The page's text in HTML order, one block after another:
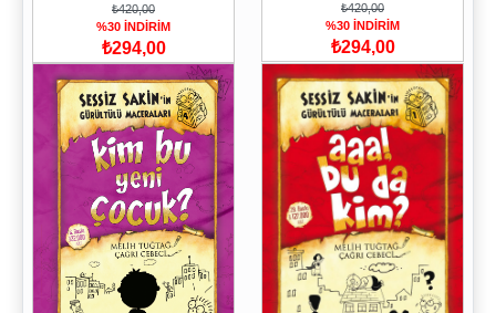
₺420,00
%30 İNDİRİM
₺294,00
₺420,00
%30 İNDİRİM
₺294,00